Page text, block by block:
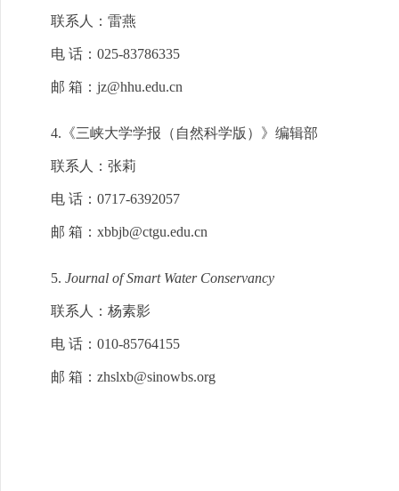
联系人：雷燕
电 话：025-83786335
邮 箱：jz@hhu.edu.cn
4.《三峡大学学报（自然科学版）》编辑部
联系人：张莉
电 话：0717-6392057
邮 箱：xbbjb@ctgu.edu.cn
5. Journal of Smart Water Conservancy
联系人：杨素影
电 话：010-85764155
邮 箱：zhslxb@sinowbs.org